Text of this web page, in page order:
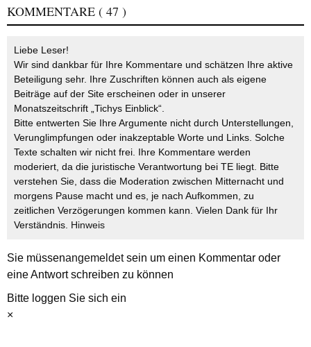
KOMMENTARE ( 47 )
Liebe Leser!
Wir sind dankbar für Ihre Kommentare und schätzen Ihre aktive
Beteiligung sehr. Ihre Zuschriften können auch als eigene
Beiträge auf der Site erscheinen oder in unserer
Monatszeitschrift „Tichys Einblick“.
Bitte entwerten Sie Ihre Argumente nicht durch Unterstellungen,
Verunglimpfungen oder inakzeptable Worte und Links. Solche
Texte schalten wir nicht frei. Ihre Kommentare werden
moderiert, da die juristische Verantwortung bei TE liegt. Bitte
verstehen Sie, dass die Moderation zwischen Mitternacht und
morgens Pause macht und es, je nach Aufkommen, zu
zeitlichen Verzögerungen kommen kann. Vielen Dank für Ihr
Verständnis. Hinweis
Sie müssenangemeldetsein um einen Kommentar oder
eine Antwort schreiben zu können
Bitte loggen Sie sich ein
×